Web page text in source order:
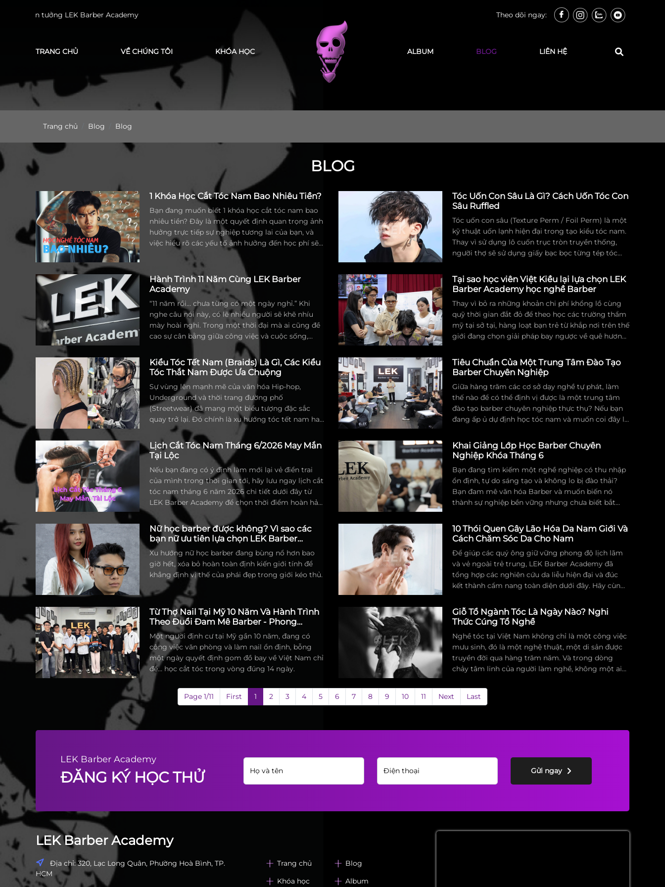
tin tưởng LEK Barber Academy Theo dõi ngay:
TRANG CHỦ VỀ CHÚNG TÔI KHÓA HỌC ALBUM BLOG LIÊN HỆ
Trang chủ Blog Blog
BLOG
1 Khóa Học Cắt Tóc Nam Bao Nhiêu Tiền?
Bạn đang muốn biết 1 khóa học cắt tóc nam bao
nhiêu tiền? Đây là một quyết định quan trọng ảnh
hưởng trực tiếp sự nghiệp tương lai của bạn, và
việc hiểu rõ các yếu tố ảnh hưởng đến học phí sẽ
giúp bạn đưa ra lựa chọn phù hợp nhất.
Tóc Uốn Con Sâu Là Gì? Cách Uốn Tóc Con
Sâu Ruffled
Tóc uốn con sâu (Texture Perm / Foil Perm) là một
kỹ thuật uốn lạnh hiện đại trong tạo kiểu tóc nam.
Thay vì sử dụng lô cuốn trục tròn truyền thống,
người thợ sẽ sử dụng giấy bạc bọc từng tép tóc
khi tra thuốc. Kỹ thuật này tạo ra các lọn tóc cứng
cáp, gập khúc và bung xù nhẹ tựa như hình dáng
của con sâu. Phiên bản nâng cấp và đánh rối tự
nhiên hơn của kiểu uốn này thường được giới
chuyên môn gọi là Uốn Ruffled, mang lại diện mạo
trẻ trung, bụi bặm và ăn gian độ dày tối đa cho
mái tóc.
Hành Trình 11 Năm Cùng LEK Barber
Academy
“11 năm rồi… chưa từng có một ngày nghỉ.” Khi
nghe câu nói này, có lẽ nhiều người sẽ khẽ nhíu
mày hoài nghi. Trong một thời đại mà ai cũng đề
cao sự cân bằng giữa công việc và cuộc sống,
nghe có vẻ thật khó tin. Đôi khi, nó giống như một
câu slogan cường điệu được gọt giũa khéo léo
trong các chiến dịch marketing hào nhoáng.
Nhưng đối với tất cả những ai đã và đang gắn bó
với LEK Barber Academy, đó hoàn toàn không phải
là một câu nói suông.
Tại sao học viên Việt Kiều lại lựa chọn LEK
Barber Academy học nghề Barber
Thay vì bỏ ra những khoản chi phí khổng lồ cùng
quỹ thời gian đắt đỏ để theo học các trường thẩm
mỹ tại sở tại, hàng loạt bạn trẻ từ khắp nơi trên thế
giới đang chọn giải pháp bay ngược về quê hương.
được rất nhiều người con Việt Nam đang sinh sống
tại nước ngoài tìm kiếm và tham khảo.
Kiểu Tóc Tết Nam (Braids) Là Gì, Các Kiểu
Tóc Thắt Nam Được Ưa Chuộng
Sự vùng lên mạnh mẽ của văn hóa Hip-hop,
Underground và thời trang đường phố
(Streetwear) đã mang một biểu tượng đặc sắc
quay trở lại. Đó chính là xu hướng tóc tết nam hay
còn gọi là dòng tóc braids đầy cá tính. Đây không
đơn thuần là việc thắt vài lọn tóc ngẫu hứng, mà là
một môn nghệ thuật đỉnh cao của sự tỉ mỉ, kỹ
năng cực kỳ khắt khe từ người thợ.
Tiêu Chuẩn Của Một Trung Tâm Đào Tạo
Barber Chuyên Nghiệp
Giữa hàng trăm các cơ sở dạy nghề tự phát, làm
thế nào để có thể định vị được là một trung tâm
đào tạo barber chuyên nghiệp thực thụ? Nếu bạn
đang ấp ủ dự định học tóc nam và muốn coi đây là
gian nghiên cứu kỹ các tiêu chí của một trung tâm
đào tạo. Hãy cùng tìm hiểu hệ giá trị cốt lõi đã
giúp LEK Barber Academy đứng vững và vươn
mình mạnh mẽ suốt một thập kỷ qua.
Lịch Cắt Tóc Nam Tháng 6/2026 May Mắn
Tại Lộc
Nếu bạn đang có ý định làm mới lại vẻ điển trai
của mình trong thời gian tới, hãy lưu ngay lịch cắt
tóc nam tháng 6 năm 2026 chi tiết dưới đây từ
LEK Barber Academy để chọn thời điểm hoàn hảo
nhất, giúp vạn sự hanh thông và thu hút vận may.
Khai Giảng Lớp Học Barber Chuyên
Nghiệp Khóa Tháng 6
Bạn đang tìm kiếm một nghề nghiệp có thu nhập
ổn định, tự do sáng tạo và không lo bị đào thải?
Bạn đam mê văn hóa Barber và muốn biến nó
thành sự nghiệp bền vững nhưng chưa biết bắt
Nữ học barber được không? Vì sao các
bạn nữ ưu tiên lựa chọn LEK Barber
Academy?
Xu hướng nữ học barber đang bùng nổ hơn bao
giờ hết, xóa bỏ hoàn toàn định kiến giới tính để
khẳng định vị thế của phái đẹp trong giới kéo thủ.
10 Thói Quen Gây Lão Hóa Da Nam Giới Và
Cách Chăm Sóc Da Cho Nam
Để giúp các quý ông giữ vững phong độ lịch lãm
và vẻ ngoài trẻ trung, LEK Barber Academy đã
tổng hợp các nghiên cứu da liễu hiện đại và đúc
kết thành cẩm nang toàn diện dưới đây. Hãy cùng
nhanh tốc độ lão hóa da nam giới và cách khắc
phục chúng chỉ trong vài bước đơn giản.
Từ Thợ Nail Tại Mỹ 10 Năm Và Hành Trình
Theo Đuổi Đam Mê Barber - Phong
Nguyễn
Một người định cư tại Mỹ gần 10 năm, đang có
công việc văn phòng và làm nail ổn định, bỗng
một ngày quyết định gom đồ bay về Việt Nam chỉ
để… học cắt tóc trong vòng đúng 14 ngày.
Giỗ Tổ Ngành Tóc Là Ngày Nào? Nghi
Thức Cúng Tổ Nghề
Nghề tóc tại Việt Nam không chỉ là một công việc
mưu sinh, đó là một nghệ thuật, một di sản được
truyền đời qua hàng trăm năm. Và trong dòng
chảy tâm linh của người làm nghề, không một ai
tôn vinh vị Sư tổ đã khai sáng ra nghệ thuật tạo
hình cho mái tóc.
Page 1/11 First 1 2 3 4 5 6 7 8 9 10 11 Next Last
LEK Barber Academy
ĐĂNG KÝ HỌC THỬ Gửi ngay
LEK Barber Academy
Địa chỉ: 320, Lạc Long Quân, Phường Hoà Bình, TP.
HCM
Trang chủ
Blog
Khóa học
Album